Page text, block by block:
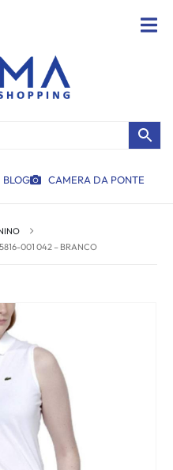
BLOG CAMERA DA PONTE
001 042 – BRANCO